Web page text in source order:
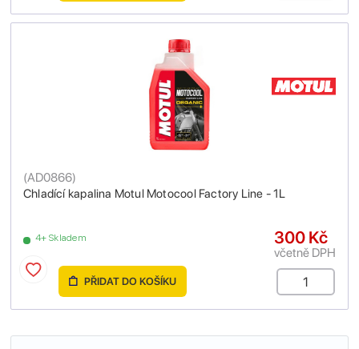
Chladící kapalina Motul Motocool Factory Line - 1L
(AD0866)
4+ Skladem 300 Kč
včetně DPH
PŘIDAT DO KOŠÍKU